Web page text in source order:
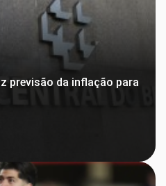
previsão da inflação para